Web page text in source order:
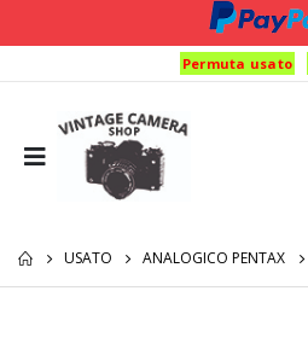
Permuta usato
USATO ANALOGICO PENTAX